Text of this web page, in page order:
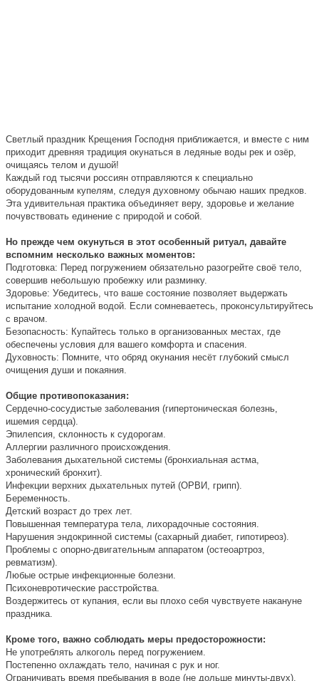
Светлый праздник Крещения Господня приближается, и вместе с ним
приходит древняя традиция окунаться в ледяные воды рек и озёр,
очищаясь телом и душой!
Каждый год тысячи россиян отправляются к специально
оборудованным купелям, следуя духовному обычаю наших предков.
Эта удивительная практика объединяет веру, здоровье и желание
почувствовать единение с природой и собой.
Но прежде чем окунуться в этот особенный ритуал, давайте
вспомним несколько важных моментов:
Подготовка: Перед погружением обязательно разогрейте своё тело,
совершив небольшую пробежку или разминку.
Здоровье: Убедитесь, что ваше состояние позволяет выдержать
испытание холодной водой. Если сомневаетесь, проконсультируйтесь
с врачом.
Безопасность: Купайтесь только в организованных местах, где
обеспечены условия для вашего комфорта и спасения.
Духовность: Помните, что обряд окунания несёт глубокий смысл
очищения души и покаяния.
Общие противопоказания:
Сердечно-сосудистые заболевания (гипертоническая болезнь,
ишемия сердца).
Эпилепсия, склонность к судорогам.
Аллергии различного происхождения.
Заболевания дыхательной системы (бронхиальная астма,
хронический бронхит).
Инфекции верхних дыхательных путей (ОРВИ, грипп).
Беременность.
Детский возраст до трех лет.
Повышенная температура тела, лихорадочные состояния.
Нарушения эндокринной системы (сахарный диабет, гипотиреоз).
Проблемы с опорно-двигательным аппаратом (остеоартроз,
ревматизм).
Любые острые инфекционные болезни.
Психоневротические расстройства.
Воздержитесь от купания, если вы плохо себя чувствуете накануне
праздника.
Кроме того, важно соблюдать меры предосторожности:
Не употреблять алкоголь перед погружением.
Постепенно охлаждать тело, начиная с рук и ног.
Ограничивать время пребывания в воде (не дольше минуты-двух).